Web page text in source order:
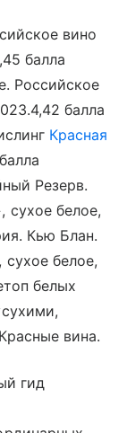
вино
балла
Российское
балла
Красная
Резерв.
белое,
Кью Блан.
белое,
белых
вина.
гид